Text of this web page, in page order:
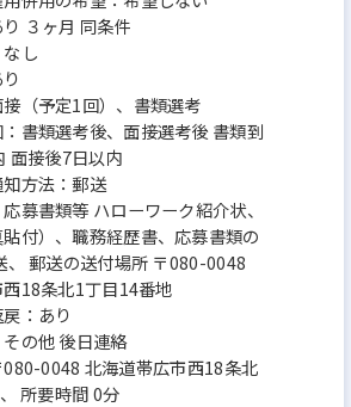
３ヶ月 同条件
し
（予定1回）、書類選考
書類選考後、面接選考後 書類到
面接後7日以内
方法：郵送
募書類等 ハローワーク紹介状、
付）、職務経歴書、応募書類の
、 郵送の送付場所 〒080-0048
18条北1丁目14番地
：あり
の他 後日連絡
0048 北海道帯広市西18条北
所要時間 0分